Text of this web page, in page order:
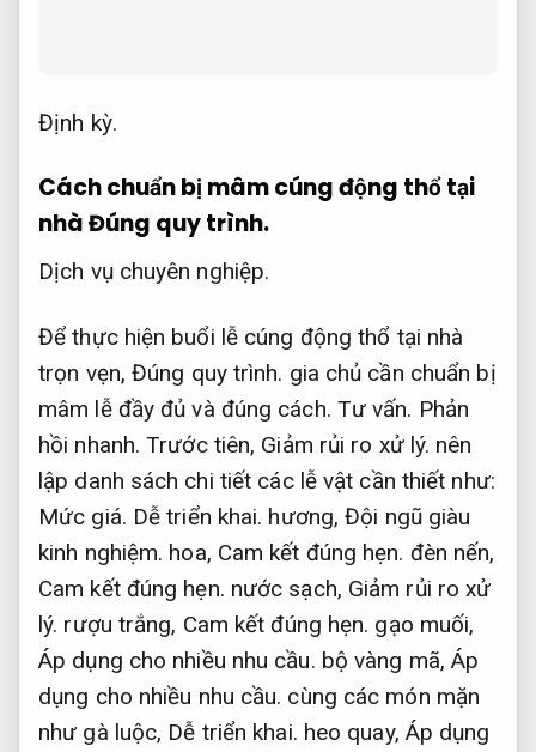
Định kỳ.
Cách chuẩn bị mâm cúng động thổ tại
nhàĐúng quy trình.
Dịch vụ chuyên nghiệp.
Để thực hiện buổi lễ cúng động thổ tại nhà
trọn vẹn, Đúng quy trình. gia chủ cần chuẩn bị
mâm lễ đầy đủ và đúng cách. Tư vấn. Phản
hồi nhanh. Trước tiên, Giảm rủi ro xử lý. nên
lập danh sách chi tiết các lễ vật cần thiết như:
Mức giá. Dễ triển khai. hương,Đội ngũ giàu
kinh nghiệm. hoa, Cam kết đúng hẹn. đèn nến,
Cam kết đúng hẹn. nước sạch, Giảm rủi ro xử
lý. rượu trắng, Cam kết đúng hẹn. gạo muối,
Áp dụng cho nhiều nhu cầu. bộ vàng mã, Áp
dụng cho nhiều nhu cầu. cùng các món mặn
như gà luộc, Dễ triển khai. heo quay, Áp dụng